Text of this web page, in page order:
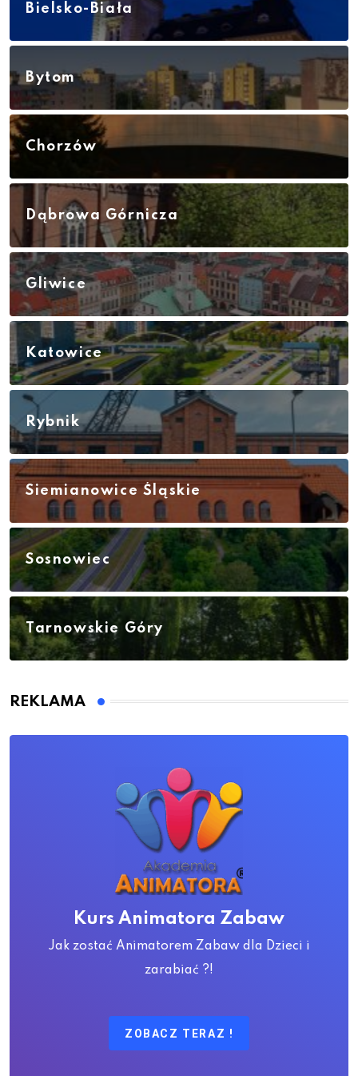
Bielsko-Biała
Bytom
Chorzów
Dąbrowa Górnicza
Gliwice
Katowice
Rybnik
Siemianowice Śląskie
Sosnowiec
Tarnowskie Góry
REKLAMA
Kurs Animatora Zabaw
Jak zostać Animatorem Zabaw dla Dzieci i
zarabiać ?!
ZOBACZ TERAZ !